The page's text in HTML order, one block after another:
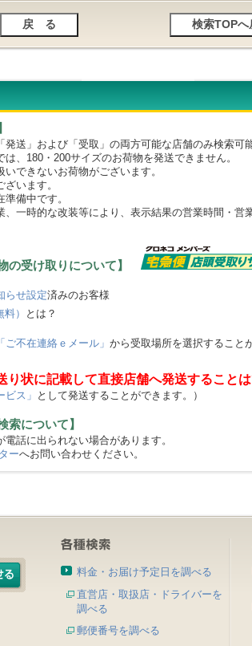
送」および「受取」の両方可能な店舗のみ検索可能
180・200サイズのお荷物を発送できません。
きないお荷物がございます。
います。
備中です。
一時的な改装等により、表示結果の営業時間・営
の受け取りについて】
らせ設定済みのお客様
）
とは？
「ご不在連絡ｅメール」 から受取場所を選択すること
状に記載して直接店舗へ発送することは
ビス」 として発送することができます。）
索について】
話に出られない場合があります。
ーへお問い合わせください。
料金・お届け予定日を調べる
直営店・取扱店・ドライバーを
調べる
郵便番号を調べる